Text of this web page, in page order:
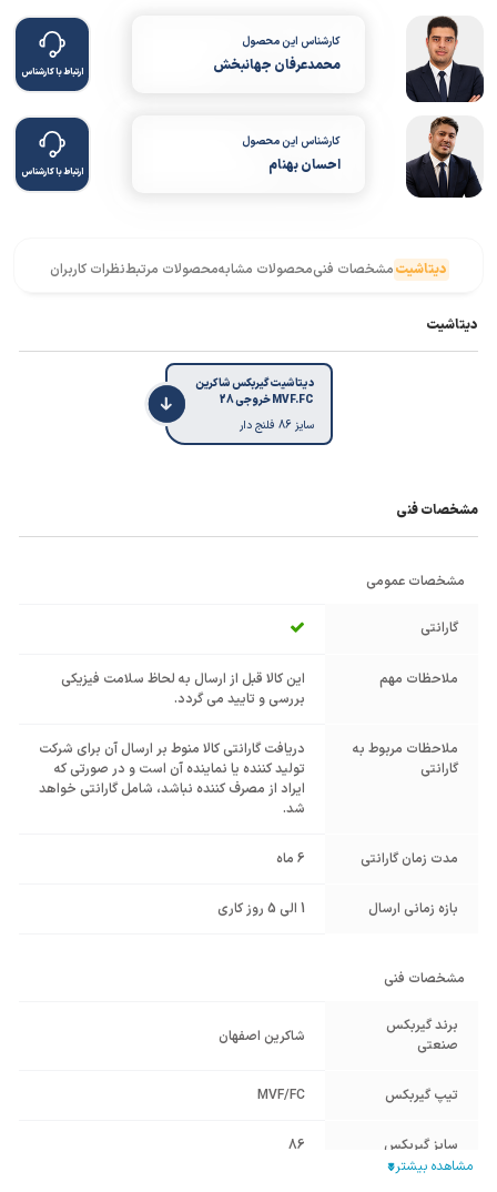
کارشناس این محصول
محمدعرفان جهانبخش ارتباط با کارشناس
کارشناس این محصول
احسان بهنام ارتباط با کارشناس
دیتاشیتمشخصات فنیمحصولات مشابهمحصولات مرتبطنظرات کاربران
دیتاشیت
دیتاشیت گیربکس شاکرین
MVF.FC خروجی 28
سایز 86 فلنج دار
مشخصات فنی
مشخصات عمومی
گارانتی
ملاحظات مهم
این کالا قبل از ارسال به لحاظ سلامت فیزیکی
بررسی و تایید می گردد.
ملاحظات مربوط به
گارانتی
دریافت گارانتی کالا منوط بر ارسال آن برای شرکت
تولید کننده یا نماینده آن است و در صورتی که
ایراد از مصرف کننده نباشد، شامل گارانتی خواهد
شد.
مدت زمان گارانتی 6 ماه
بازه زمانی ارسال 1 الی 5 روز کاری
مشخصات فنی
برند گیربکس
صنعتی
شاکرین اصفهان
تیپ گیربکس MVF/FC
سایز گیربکس 86